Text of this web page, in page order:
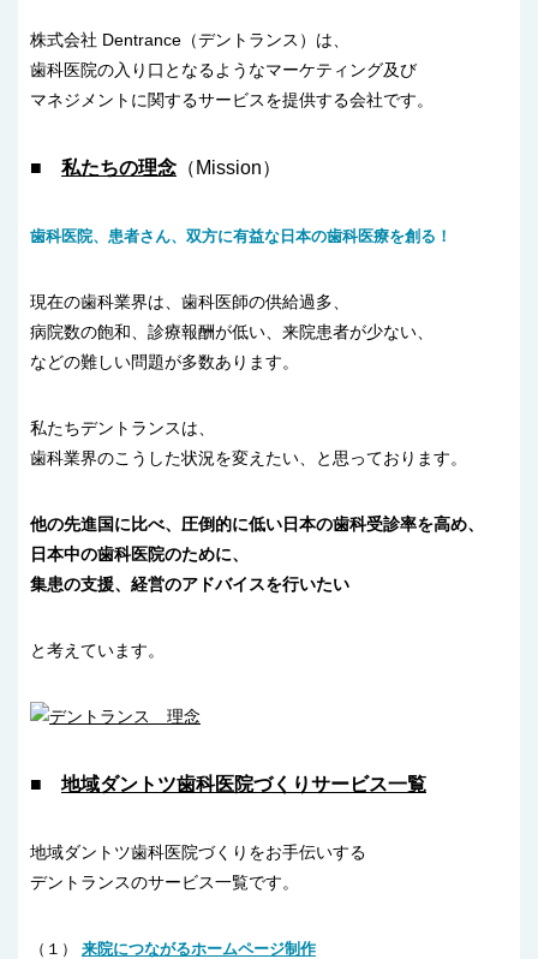
株式会社 Dentrance（デントランス）は、
歯科医院の入り口となるようなマーケティング及び
マネジメントに関するサービスを提供する会社です。
■ 私たちの理念 （Mission）
歯科医院、患者さん、双方に有益な日本の歯科医療を創る！
現在の歯科業界は、歯科医師の供給過多、
病院数の飽和、診療報酬が低い、来院患者が少ない、
などの難しい問題が多数あります。
私たちデントランスは、
歯科業界のこうした状況を変えたい、と思っております。
他の先進国に比べ、圧倒的に低い日本の歯科受診率を高め、
日本中の歯科医院のために、
集患の支援、経営のアドバイスを行いたい
と考えています。
■ 地域ダントツ歯科医院づくりサービス一覧
地域ダントツ歯科医院づくりをお手伝いする
デントランスのサービス一覧です。
（１） 来院につながるホームページ制作